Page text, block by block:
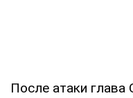
После атаки глава